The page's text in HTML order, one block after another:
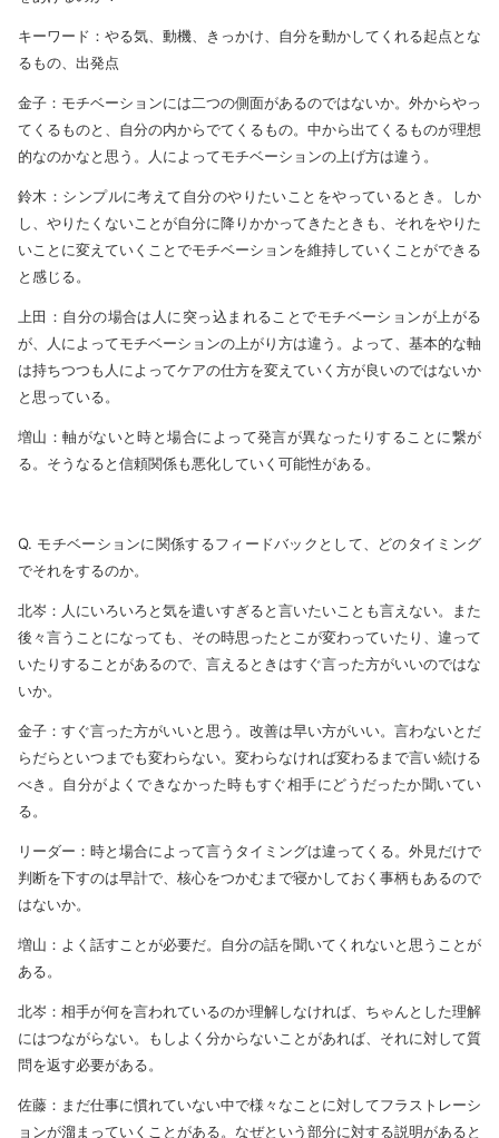
キーワード：やる気、動機、きっかけ、自分を動かしてくれる起点とな
るもの、出発点
金子：モチベーションには二つの側面があるのではないか。外からやっ
てくるものと、自分の内からでてくるもの。中から出てくるものが理想
的なのかなと思う。人によってモチベーションの上げ方は違う。
鈴木：シンプルに考えて自分のやりたいことをやっているとき。しか
し、やりたくないことが自分に降りかかってきたときも、それをやりた
いことに変えていくことでモチベーションを維持していくことができる
と感じる。
上田：自分の場合は人に突っ込まれることでモチベーションが上がる
が、人によってモチベーションの上がり方は違う。よって、基本的な軸
は持ちつつも人によってケアの仕方を変えていく方が良いのではないか
と思っている。
増山：軸がないと時と場合によって発言が異なったりすることに繋が
る。そうなると信頼関係も悪化していく可能性がある。
Q. モチベーションに関係するフィードバックとして、どのタイミング
でそれをするのか。
北岑：人にいろいろと気を遣いすぎると言いたいことも言えない。また
後々言うことになっても、その時思ったとこが変わっていたり、違って
いたりすることがあるので、言えるときはすぐ言った方がいいのではな
いか。
金子：すぐ言った方がいいと思う。改善は早い方がいい。言わないとだ
らだらといつまでも変わらない。変わらなければ変わるまで言い続ける
べき。自分がよくできなかった時もすぐ相手にどうだったか聞いてい
る。
リーダー：時と場合によって言うタイミングは違ってくる。外見だけで
判断を下すのは早計で、核心をつかむまで寝かしておく事柄もあるので
はないか。
増山：よく話すことが必要だ。自分の話を聞いてくれないと思うことが
ある。
北岑：相手が何を言われているのか理解しなければ、ちゃんとした理解
にはつながらない。もしよく分からないことがあれば、それに対して質
問を返す必要がある。
佐藤：まだ仕事に慣れていない中で様々なことに対してフラストレーシ
ョンが溜まっていくことがある。なぜという部分に対する説明があると